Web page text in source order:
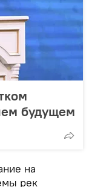
будущем
на
рек